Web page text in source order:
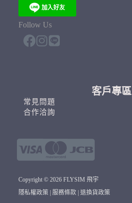
Follow Us
客戶專區
常見問題
合作洽詢
Copyright © 2026 FLYSIM 飛宇
隱私權政策| 服務條款| 退換貨政策